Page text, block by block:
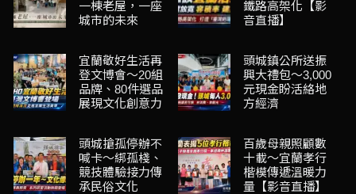
一棟老屋，一座
城市的未來
鐵路高架化【影
音直播】
宜蘭敬好生活再
登文博會～20組
品牌、80件選品
展現文化創意力
頭城鎮公所送振
興大禮包～3,000
元現金盼活絡地
方經濟
頭城搶孤停辦不
喊卡～綁孤棧、
競技體驗接力傳
承民俗文化
百歲母親照顧數
十載～宜蘭孝行
楷模傳遞溫暖力
量【影音直播】